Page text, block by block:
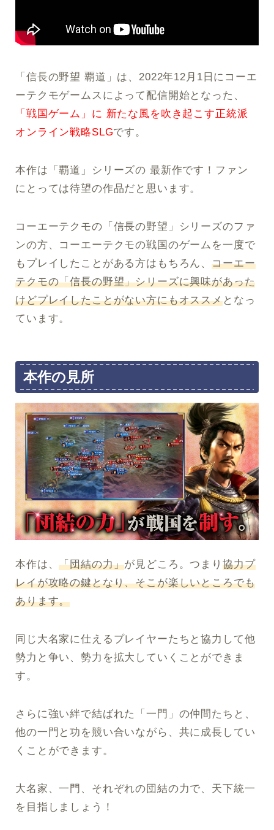
「信長の野望 覇道」は、2022年12月1日にコーエ
ーテクモゲームスによって配信開始となった、
「戦国ゲーム」に 新たな風を吹き起こす正統派
オンライン戦略SLGです。
本作は「覇道」シリーズの 最新作です！ファン
にとっては待望の作品だと思います。
コーエーテクモの「信長の野望」シリーズのファ
ンの方、コーエーテクモの戦国のゲームを一度で
もプレイしたことがある方はもちろん、コーエー
テクモの「信長の野望」シリーズに興味があった
けどプレイしたことがない方にもオススメとなっ
ています。
本作の見所
本作は、「団結の力」が見どころ。つまり 協力プ
レイが攻略の鍵となり、そこが楽しいところでも
あります。
同じ大名家に仕えるプレイヤーたちと協力して他
勢力と争い、勢力を拡大していくことができま
す。
さらに強い絆で結ばれた「一門」の仲間たちと、
他の一門と功を競い合いながら、共に成長してい
くことができます。
大名家、一門、それぞれの団結の力で、天下統一
を目指しましょう！